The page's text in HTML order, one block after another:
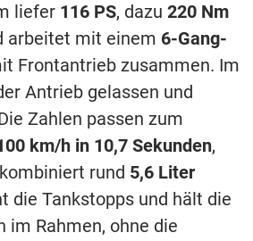
liefer 116 PS, dazu 220 Nm
arbeitet mit einem 6-Gang-
Frontantrieb zusammen. Im
Antrieb gelassen und
Zahlen passen zum
km/h in 10,7 Sekunden,
rund 5,6 Liter
die Tankstopps und hält die
im Rahmen, ohne die